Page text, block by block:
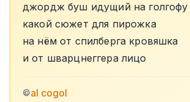
джордж буш идущий на голгофу
какой сюжет для пирожка
на нём от спилберга кровяшка
и от шварцнеггера лицо
©al cogol